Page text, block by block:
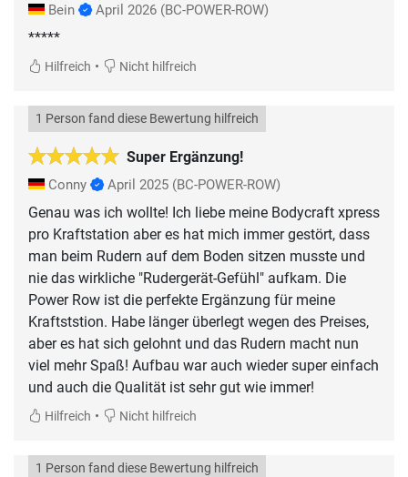
Bein April 2026 (BC-POWER-ROW)
*****
Hilfreich • Nicht hilfreich
Super Ergänzung!
1 Person fand diese Bewertung hilfreich
Conny April 2025 (BC-POWER-ROW)
Genau was ich wollte! Ich liebe meine Bodycraft xpress
pro Kraftstation aber es hat mich immer gestört, dass
man beim Rudern auf dem Boden sitzen musste und
nie das wirkliche "Rudergerät-Gefühl" aufkam. Die
Power Row ist die perfekte Ergänzung für meine
Kraftststion. Habe länger überlegt wegen des Preises,
aber es hat sich gelohnt und das Rudern macht nun
viel mehr Spaß! Aufbau war auch wieder super einfach
und auch die Qualität ist sehr gut wie immer!
Hilfreich • Nicht hilfreich
1 Person fand diese Bewertung hilfreich